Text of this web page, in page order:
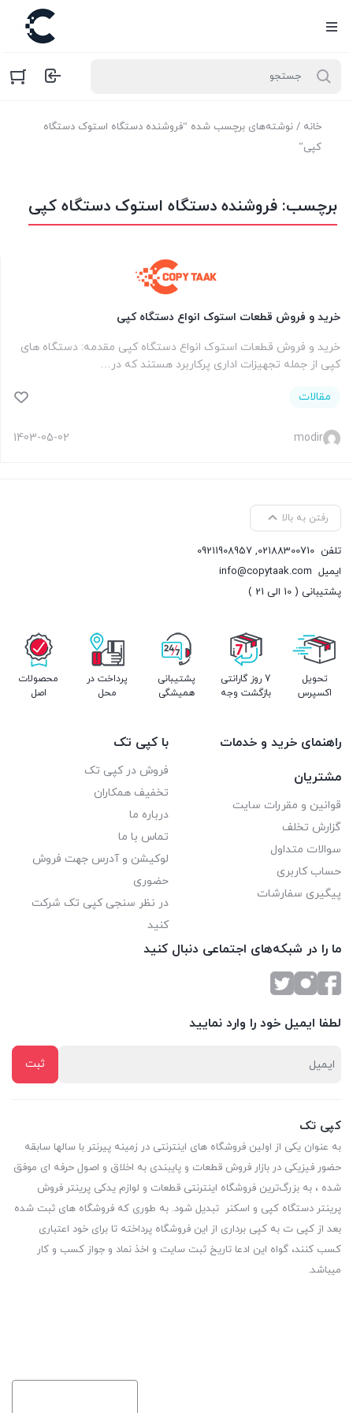
خانه / نوشته‌های برچسب شده “فروشنده دستگاه استوک دستگاه
کپی”
برچسب: فروشنده دستگاه استوک دستگاه کپی
خرید و فروش قطعات استوک انواع دستگاه کپی
خرید و فروش قطعات استوک انواع دستگاه کپی مقدمه: دستگاه های
کپی از جمله تجهیزات اداری پرکاربرد هستند که در…
مقالات
modir
1403-05-02
رفتن به بالا
تلفن 02188300710
,
09211908957
ایمیل info@copytaak.com
پشتیبانی ( 10 الی 21 )
تحویل
اکسپرس
7 روز گارانتی
بازگشت وجه
پشتیبانی
همیشگی
پرداخت در
محل
محصولات
اصل
راهنمای خرید و خدمات
مشتریان
قوانین و مقررات سایت
گزارش تخلف
سوالات متداول
حساب کاربری
پیگیری سفارشات
با کپی تک
فروش در کپی تک
تخفیف همکاران
درباره ما
تماس با ما
لوکیشن و آدرس جهت فروش
حضوری
در نظر سنجی کپی تک شرکت
کنید
ما را در شبکه‌های اجتماعی دنبال کنید
لطفا ایمیل خود را وارد نمایید
کپی تک
به عنوان یکی از اولین فروشگاه های اینترنتی در زمینه پیرنتر با سالها سابقه
حضور فیزیکی در بازار فروش قطعات و پایبندی به اخلاق و اصول حرفه ای موفق
شده ، به بزرگ‌ترین فروشگاه اینترنتی قطعات و لوازم یدکی پرینتر فروش
پرینتر دستگاه کپی و اسکنر تبدیل شود. به طوری که فروشگاه های ثبت شده
بعد از کپی ت به کپی برداری از این فروشگاه پرداخته تا برای خود اعتباری
کسب کنند، گواه این ادعا تاریخ ثبت سایت و اخذ نماد و جواز کسب و کار
میباشد.